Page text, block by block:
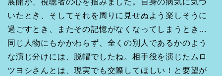
展開が、視聴者の心を掴みました。自身の病気に気づ
いたとき、そしてそれを周りに見せぬよう楽しそうに
過ごすとき、またその記憶がなくなってしまうとき…
同じ人物にもかかわらず、全くの別人であるかのよう
な演じ分けには、脱帽でしたね。相手役を演じたムロ
ツヨシさんとは、現実でも交際してほしい！と要望が